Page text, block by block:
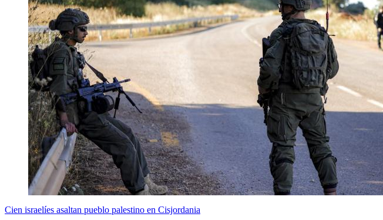
Cien israelíes asaltan pueblo palestino en Cisjordania